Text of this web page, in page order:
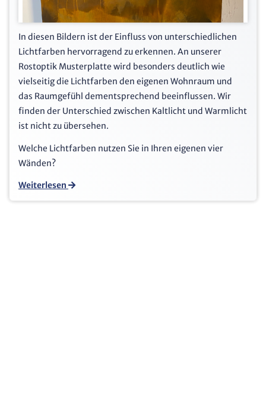
In diesen Bildern ist der Einfluss von unterschiedlichen
Lichtfarben hervorragend zu erkennen. An unserer
Rostoptik Musterplatte wird besonders deutlich wie
vielseitig die Lichtfarben den eigenen Wohnraum und
das Raumgefühl dementsprechend beeinflussen. Wir
finden der Unterschied zwischen Kaltlicht und Warmlicht
ist nicht zu übersehen.
Welche Lichtfarben nutzen Sie in Ihren eigenen vier
Wänden?
Weiterlesen